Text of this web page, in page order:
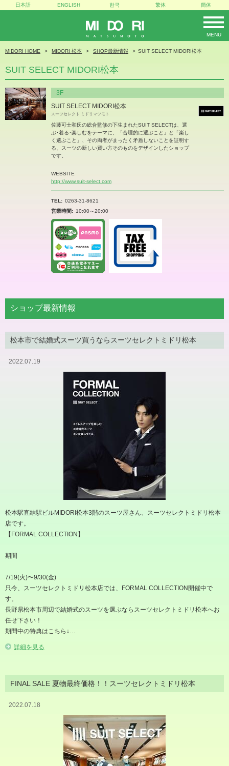
MIDORI
MENU
日本語 ENGLISH 한국 繁体 簡体
MIDORI HOME MIDORI 松本 SHOP最新情報 SUIT SELECT MIDORI松本
SUIT SELECT MIDORI松本
3F
SUIT SELECT MIDORI松本
スーツセレクト ミドリマツモト
佐藤可士和氏の総合監修の下生まれたSUIT SELECTは、選
ぶ･着る･楽しむをテーマに、「合理的に選ぶこと」と「楽し
く選ぶこと」、その両者がまったく矛盾しないことを証明す
る、スーツの新しい買い方そのものをデザインしたショップ
です。
WEBSITE
http://www.suit-select.com
TEL
0263-31-8621
営業時間
10:00～20:00
ショップ最新情報
松本市で結婚式スーツ買うならスーツセレクトミドリ松本
2022.07.19
松本駅直結駅ビルMIDORI松本3階のスーツ屋さん、スーツセレクトミドリ松本
店です。
【FORMAL COLLECTION】
期間
7/19(火)〜9/30(金)
只今、スーツセレクトミドリ松本店では、FORMAL COLLECTION開催中で
す。
長野県松本市周辺で結婚式のスーツを選ぶならスーツセレクトミドリ松本へお
任せ下さい！
期間中の特典はこちら↓…
詳細を見る
FINAL SALE 夏物最終価格！！スーツセレクトミドリ松本
2022.07.18